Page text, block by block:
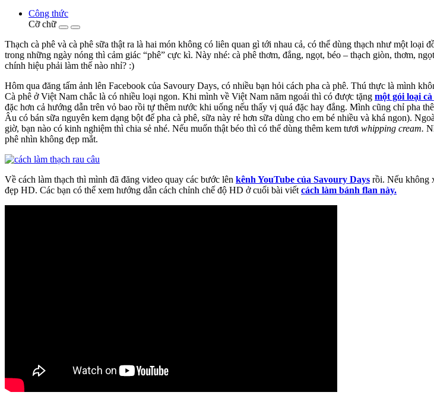
Công thức
Cỡ chữ
Thạch cà phê và cà phê sữa thật ra là hai món không có liên quan gì tới nhau cả, có thể dùng thạch như một
trong những ngày nóng thì cảm giác “phê” cực kì. Này nhé: cà phê thơm, đắng, ngọt, béo – thạch giòn, thơm,
chính hiệu phải làm thế nào nhỉ? :)
Hôm qua đăng tấm ảnh lên Facebook của Savoury Days, có nhiều bạn hỏi cách pha cà phê. Thú thực là mình
Cà phê ở Việt Nam chắc là có nhiều loại ngon. Khi mình về Việt Nam năm ngoái thì có được tặng một gói loại
đặc hơn cả hướng dẫn trên vỏ bao rồi tự thêm nước khi uống nếu thấy vị quá đặc hay đắng. Mình cũng chỉ pha
Âu có bán sữa nguyên kem dạng bột để pha cà phê, sữa này rẻ hơn sữa dùng cho em bé nhiều và khá ngon).
giờ, bạn nào có kinh nghiệm thì chia sẻ nhé. Nếu muốn thật béo thì có thể dùng thêm kem tươi whipping cream.
phê nhìn không đẹp mắt.
Về cách làm thạch thì mình đã đăng video quay các bước lên kênh YouTube của Savoury Days rồi. Nếu không
đẹp HD. Các bạn có thể xem hướng dẫn cách chỉnh chế độ HD ở cuối bài viết cách làm bánh flan này.